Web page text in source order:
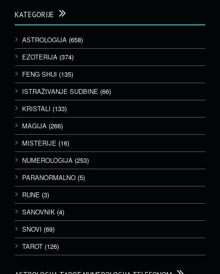
KATEGORIJE
ASTROLOGIJA (658)
EZOTERIJA (374)
FENG SHUI (135)
ISTRAŽIVANJE SUDBINE (66)
KRISTALI (133)
MAGIJA (266)
MISTERIJE (16)
NUMEROLOGIJA (253)
PARANORMALNO (5)
RUNE (3)
SANOVNIK (4)
SNOVI (69)
TAROT (126)